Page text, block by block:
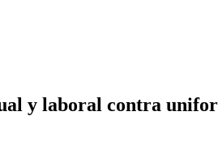
y laboral contra